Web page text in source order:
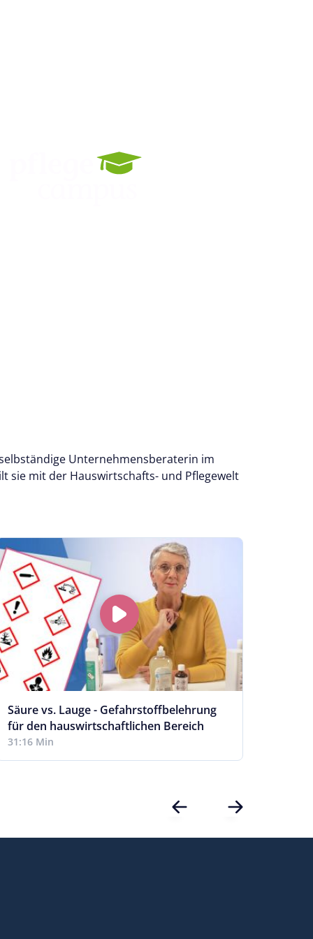
Unternehmensberaterin im
sie mit der Hauswirtschafts- und Pflegewelt
Säure vs. Lauge - Gefahrstoffbelehrung
für den hauswirtschaftlichen Bereich
31:16 Min